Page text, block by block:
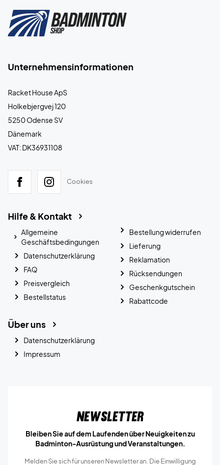
Unternehmensinformationen
Racket House ApS
Holkebjergvej 120
5250 Odense SV
Dänemark
VAT: DK36931108
Cookies
Hilfe & Kontakt
Allgemeine
Geschäftsbedingungen
Datenschutzerklärung
FAQ
Preisvergleich
Bestellstatus
Bestellung widerrufen
Lieferung
Reklamation
Rücksendungen
Geschenkgutschein
Rabattcode
Über uns
Datenschutzerklärung
Impressum
Newsletter
Bleiben Sie auf dem Laufenden über Neuigkeiten zu
Badminton-Ausrüstung und Veranstaltungen.
Melden Sie sich für unseren Newsletter an. Die Einwilligung